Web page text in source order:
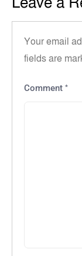
Your email
fields are
Comment *